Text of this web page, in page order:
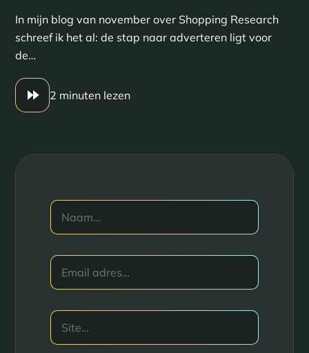
In mijn blog van november over Shopping Research
schreef ik het al: de stap naar adverteren ligt voor
de…
2 minuten lezen